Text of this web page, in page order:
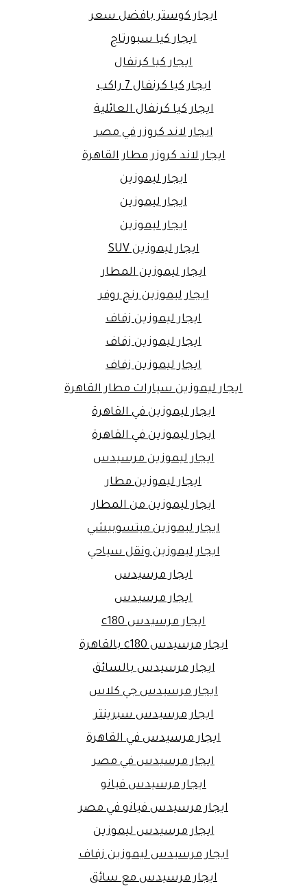
ايجار كوستر بافضل سعر
ايجار كيا سبورتاج
ايجار كيا كرنفال
ايجار كيا كرنفال 7 راكب
ايجار كيا كرنفال العائلية
ايجار لاند كروزر في مصر
ايجار لاند كروزر مطار القاهرة
ايجار ليموزين
ايجار ليموزين
ايجار ليموزين
ايجار ليموزين SUV
ايجار ليموزين المطار
ايجار ليموزين رنج روفر
ايجار ليموزين زفاف
ايجار ليموزين زفاف
ايجار ليموزين زفاف
ايجار ليموزين سيارات مطار القاهرة
ايجار ليموزين في القاهرة
ايجار ليموزين في القاهرة
ايجار ليموزين مرسيدس
ايجار ليموزين مطار
ايجار ليموزين من المطار
ايجار ليموزين ميتسوبيشي
ايجار ليموزين ونقل سياحي
ايجار مرسيدس
ايجار مرسيدس
ايجار مرسيدس c180
ايجار مرسيدس c180 بالقاهرة
ايجار مرسيدس بالسائق
ايجار مرسيدس جي كلاس
ايجار مرسيدس سبرينتر
ايجار مرسيدس في القاهرة
ايجار مرسيدس في مصر
ايجار مرسيدس فيانو
ايجار مرسيدس فيانو في مصر
ايجار مرسيدس ليموزين
ايجار مرسيدس ليموزين زفاف
ايجار مرسيدس مع سائق